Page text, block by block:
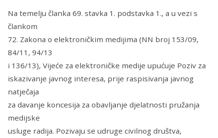
Na temelju članka 69. stavka 1. podstavka 1., a u vezi s
člankom
72. Zakona o elektroničkim medijima (NN broj 153/09,
84/11, 94/13
i 136/13), Vijeće za elektroničke medije upućuje Poziv za
iskazivanje javnog interesa, prije raspisivanja javnog
natječaja
za davanje koncesija za obavljanje djelatnosti pružanja
medijske
usluge radija. Pozivaju se udruge civilnog društva,